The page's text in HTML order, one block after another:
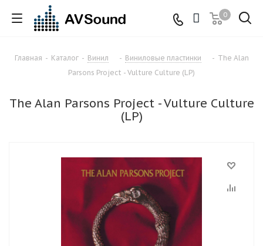
0
Главная - Каталог - Винил - Виниловые пластинки - The Alan
Parsons Project - Vulture Culture (LP)
The Alan Parsons Project - Vulture Culture
(LP)